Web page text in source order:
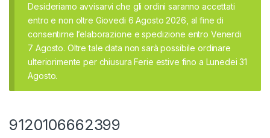
Desideriamo avvisarvi che gli ordini saranno accettati
entro e non oltre Giovedi 6 Agosto 2026, al fine di
consentirne l’elaborazione e spedizione entro Venerdi
7 Agosto. Oltre tale data non sarà possibile ordinare
ulteriorimente per chiusura Ferie estive fino a Lunedei 31
Agosto.
9120106662399